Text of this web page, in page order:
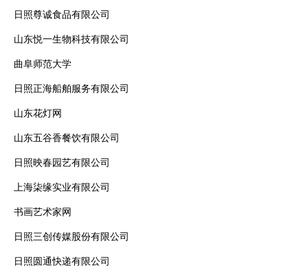
日照尊诚食品有限公司
山东悦一生物科技有限公司
曲阜师范大学
日照正海船舶服务有限公司
山东花灯网
山东五谷香餐饮有限公司
日照映春园艺有限公司
上海柒缘实业有限公司
书画艺术家网
日照三创传媒股份有限公司
日照圆通快递有限公司